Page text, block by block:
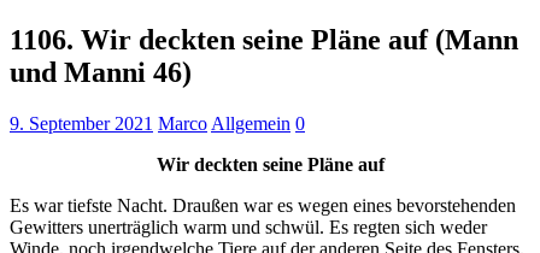
1106. Wir deckten seine Pläne auf (Mann
und Manni 46)
9. September 2021 Marco Allgemein 0
Wir deckten seine Pläne auf
Es war tiefste Nacht. Draußen war es wegen eines bevorstehenden
Gewitters unerträglich warm und schwül. Es regten sich weder
Winde, noch irgendwelche Tiere auf der anderen Seite des Fensters.